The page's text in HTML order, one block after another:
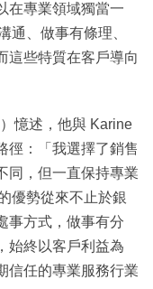
在專業領域獨當一
通、做事有條理、
這些特質在客戶導向
憶述，他與 Karine
徑：「我選擇了銷售
同，但一直保持專業
優勢從來不止於銀
事方式，做事有分
始終以客戶利益為
信任的專業服務行業